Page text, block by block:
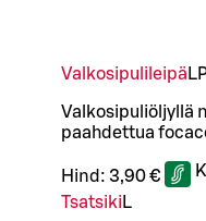
Valkosipulileipä L
Valkosipuliöljyllä
paahdettua
Hind: 3,90 €
Tsatsiki L